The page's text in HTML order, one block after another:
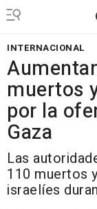
INTERNACIONAL
muertos
por la
Gaza
Las
110 muertos
israelíes